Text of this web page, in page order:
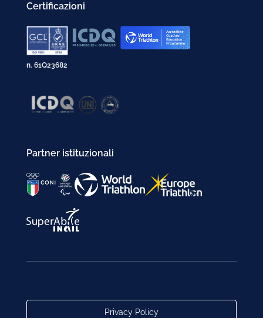
Certificazioni
n. 61Q23682
Partner istituzionali
Privacy Policy